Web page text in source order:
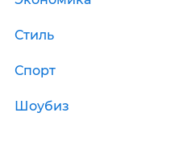
Стиль
Спорт
Шоубиз